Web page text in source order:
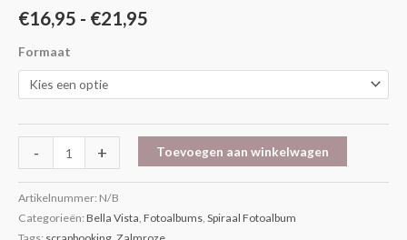
€16,95 - €21,95
Formaat
- + Toevoegen aan winkelwagen
Artikelnummer: N/B
Categorieën: Bella Vista, Fotoalbums, Spiraal Fotoalbum